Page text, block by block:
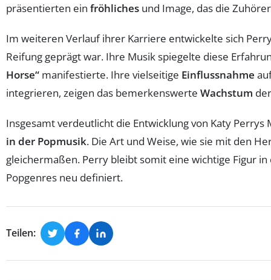
präsentierten ein fröhliches und Image, das die
Im weiteren Verlauf ihrer Karriere entwickelte sich
Reifung geprägt war. Ihre Musik spiegelte diese
Horse“ manifestierte. Ihre vielseitige Einflussnahme
integrieren, zeigen das bemerkenswerte Wachstum
Insgesamt verdeutlicht die Entwicklung von Katy
in der Popmusik. Die Art und Weise, wie sie mit den
gleichermaßen. Perry bleibt somit eine wichtige Figur
Popgenres neu definiert.
Teilen: